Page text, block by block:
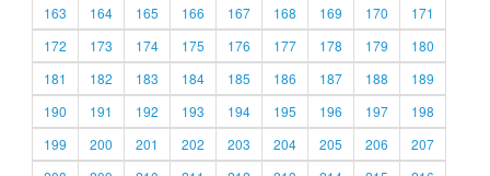
163
164 165 166 167 168 169 170
171
172
173 174 175 176 177 178 179
180
181
182 183 184 185 186 187 188
189
190
191 192 193 194 195 196 197
198
199
200 201 202 203 204 205 206
207